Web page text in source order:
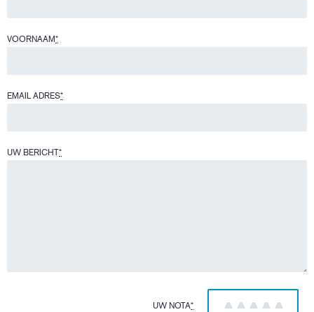
VOORNAAM*
EMAIL ADRES*
UW BERICHT*
UW NOTA* 5
4
3
2
1